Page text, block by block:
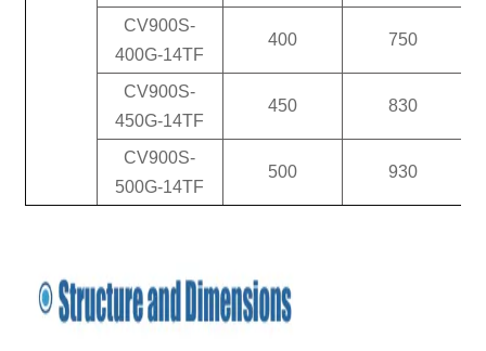
CV900S-
400G-14TF
400 750
CV900S-
450G-14TF
450 830
CV900S-
500G-14TF
500 930